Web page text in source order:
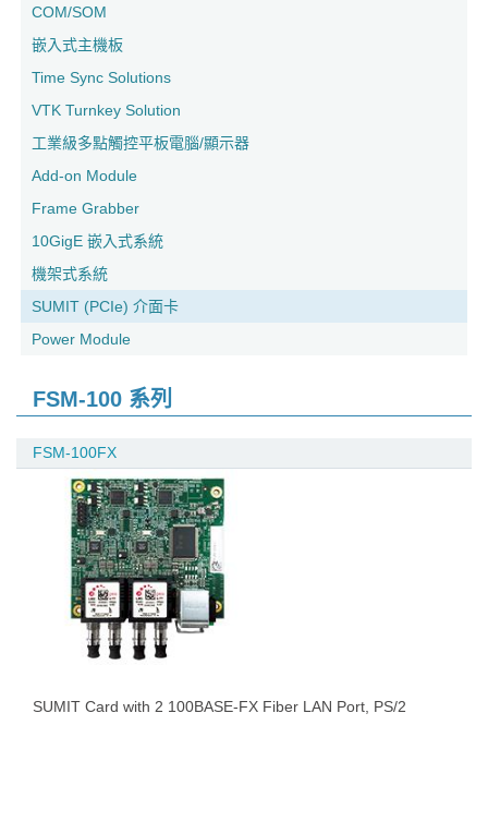
COM/SOM
嵌入式主機板
Time Sync Solutions
VTK Turnkey Solution
工業級多點觸控平板電腦/顯示器
Add-on Module
Frame Grabber
10GigE 嵌入式系統
機架式系統
SUMIT (PCIe) 介面卡
Power Module
FSM-100 系列
FSM-100FX
SUMIT Card with 2 100BASE-FX Fiber LAN Port, PS/2